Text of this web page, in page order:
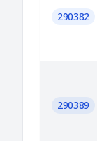
290382
290389